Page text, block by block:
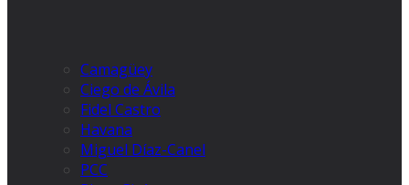
Camagüey
Ciego de Ávila
Fidel Castro
Havana
Miguel Díaz-Canel
PCC